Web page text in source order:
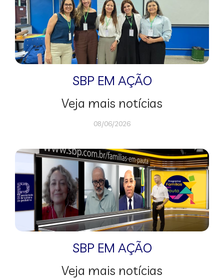
SBP EM AÇÃO
Veja mais notícias
08/06/2026
SBP EM AÇÃO
Veja mais notícias